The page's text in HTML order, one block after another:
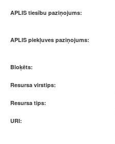
APLIS tiesību paziņojums:
APLIS piekļuves paziņojums:
Bloķēts:
Resursa virstips:
Resursa tips:
URI: